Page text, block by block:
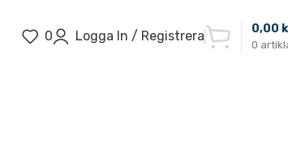
0 Logga In / Registrera
0
0,00